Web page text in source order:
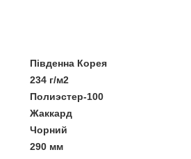
Південна Корея
234 г/м2
Полиэстер-100
Жаккард
Чорний
290 мм